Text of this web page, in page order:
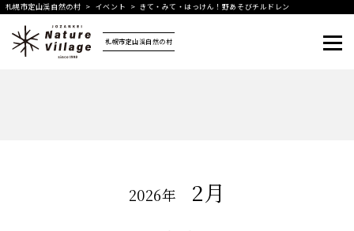
メニュー
札幌市定山渓自然の村 > イベント > きて・みて・はっけん！野あそびチルドレン
札幌市定山渓自然の村
2026年 2月